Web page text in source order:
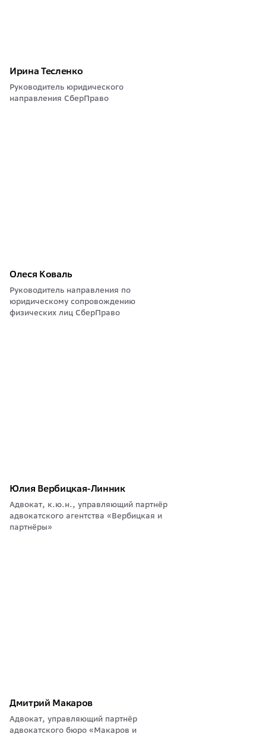
Ирина Тесленко
Руководитель юридического
направления СберПраво
Олеся Коваль
Руководитель направления по
юридическому сопровождению
физических лиц СберПраво
Юлия Вербицкая-Линник
Адвокат, к.ю.н., управляющий партнёр
адвокатского агентства «Вербицкая и
партнёры»
Дмитрий Макаров
Адвокат, управляющий партнёр
адвокатского бюро «Макаров и